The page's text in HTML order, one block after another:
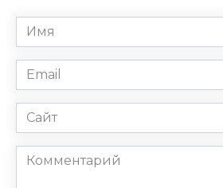
Имя
*
Email
*
Сайт
Комментарий